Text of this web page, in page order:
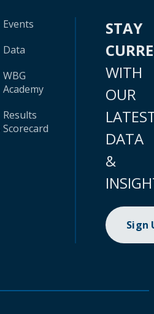
Events
Data
WBG
Academy
Results
Scorecard
STAY
WITH
OUR
DATA
&
Sign